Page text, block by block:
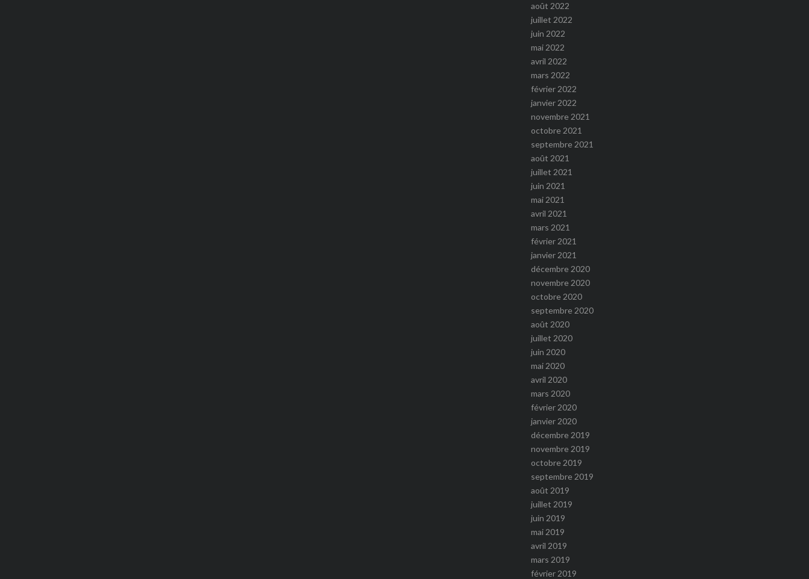
août 2022
juillet 2022
juin 2022
mai 2022
avril 2022
mars 2022
février 2022
janvier 2022
novembre 2021
octobre 2021
septembre 2021
août 2021
juillet 2021
juin 2021
mai 2021
avril 2021
mars 2021
février 2021
janvier 2021
décembre 2020
novembre 2020
octobre 2020
septembre 2020
août 2020
juillet 2020
juin 2020
mai 2020
avril 2020
mars 2020
février 2020
janvier 2020
décembre 2019
novembre 2019
octobre 2019
septembre 2019
août 2019
juillet 2019
juin 2019
mai 2019
avril 2019
mars 2019
février 2019